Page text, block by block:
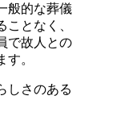
般的な葬儀
となく、
で故人との
。